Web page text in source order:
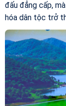
đấu đẳng cấp,
hóa dân tộc trở